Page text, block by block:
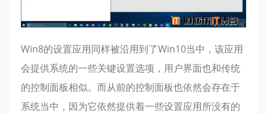
Win8的设置应用同样被沿用到了Win10当中，该应用
会提供系统的一些关键设置选项，用户界面也和传统
的控制面板相似。而从前的控制面板也依然会存在于
系统当中，因为它依然提供着一些设置应用所没有的